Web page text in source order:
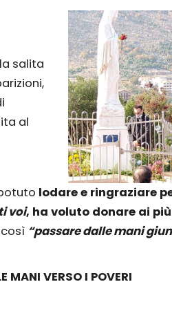
salita
al
lodare e ringraziare
voi, ha voluto donare ai
“passare dalle mani
MANI VERSO I POVERI